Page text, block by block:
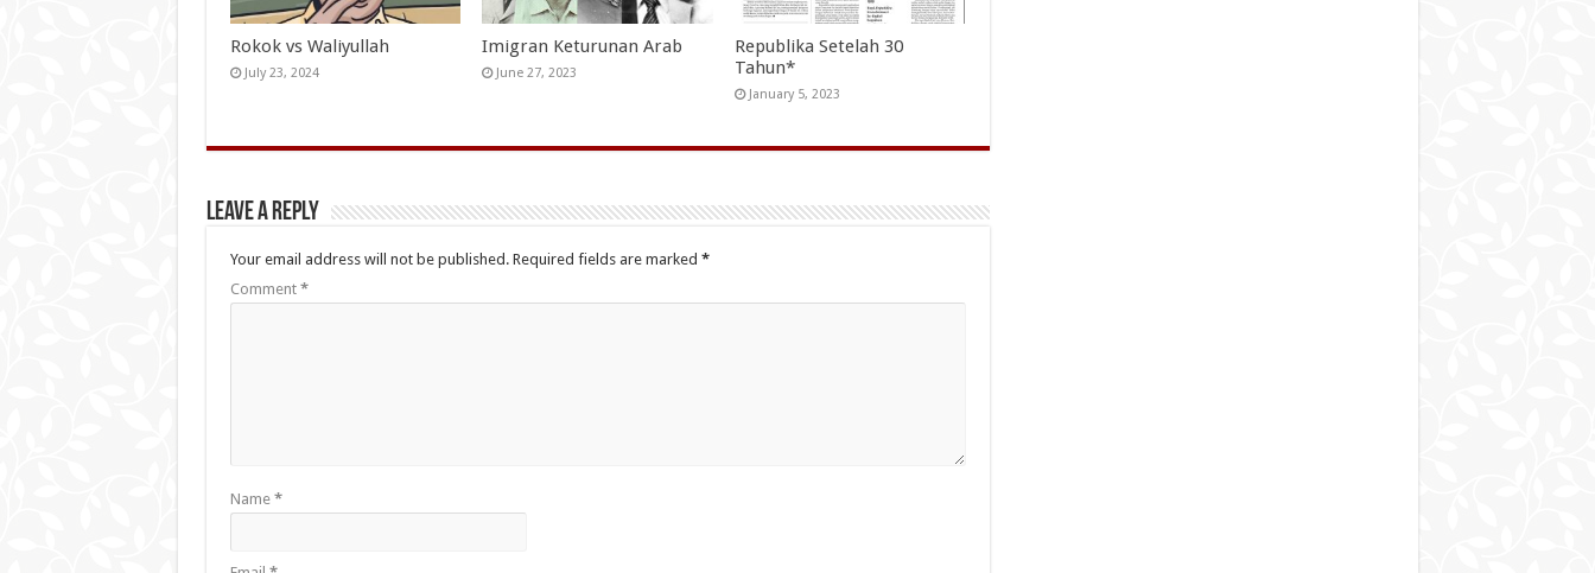
Rokok vs Waliyullah
July 23, 2024
Imigran Keturunan Arab
June 27, 2023
Republika Setelah 30
Tahun*
January 5, 2023
Leave a Reply
Your email address will not be published. Required fields are marked *
Comment *
Name *